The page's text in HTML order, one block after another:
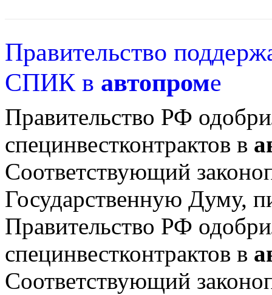
Правительство
СПИК в автопроме
Правительство РФ
специнвестконтрактов в
Соответствующий
Государственную Думу,
Правительство РФ
специнвестконтрактов в
Соответствующий